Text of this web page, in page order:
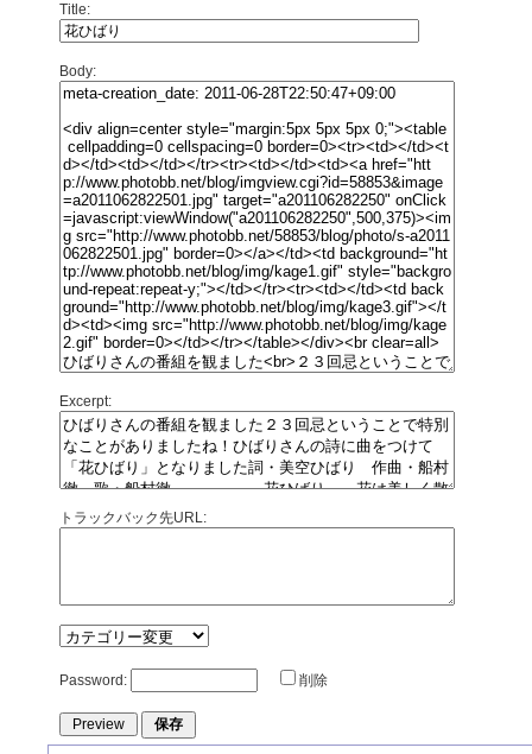
Title:
Body:
Excerpt:
トラックバック先URL:
Password: 削除